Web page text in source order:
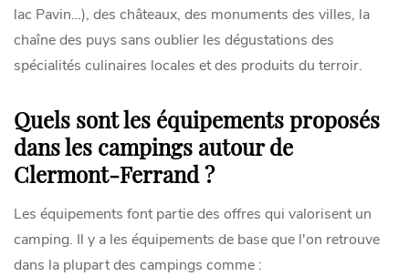
lac Pavin…), des châteaux, des monuments des villes, la
chaîne des puys sans oublier les dégustations des
spécialités culinaires locales et des produits du terroir.
Quels sont les équipements proposés
dans les campings autour de
Clermont-Ferrand ?
Les équipements font partie des offres qui valorisent un
camping. Il y a les équipements de base que l'on retrouve
dans la plupart des campings comme :